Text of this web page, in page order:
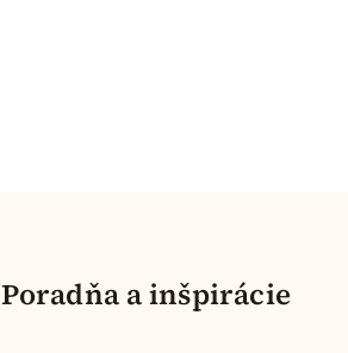
Poradňa a inšpirácie